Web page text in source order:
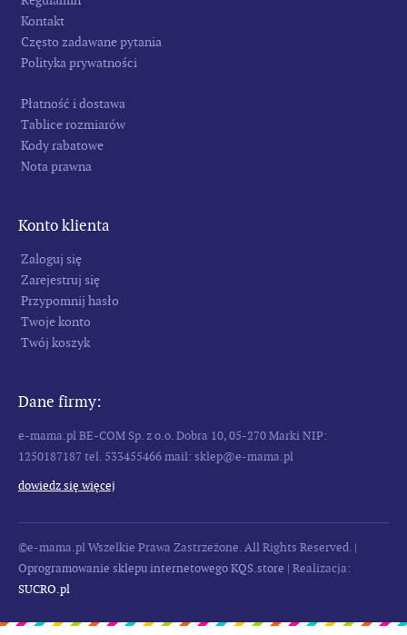
Kontakt
Często zadawane pytania
Polityka prywatności
Płatność i dostawa
Tablice rozmiarów
Kody rabatowe
Nota prawna
Konto klienta
Zaloguj się
Zarejestruj się
Przypomnij hasło
Twoje konto
Twój koszyk
Dane firmy:
e-mama.plBE-COM Sp. z o.o.Dobra 10, 05-270 MarkiNIP:
1250187187 tel. 533455466mail: sklep@e-mama.pl
dowiedz się więcej
©e-mama.pl Wszelkie Prawa Zastrzeżone. All Rights Reserved. |
Oprogramowanie sklepu internetowego KQS.store | Realizacja:
SUCRO.pl